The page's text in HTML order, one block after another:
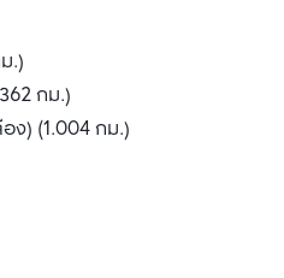
.)
กม.)
ง) (1.004 กม.)